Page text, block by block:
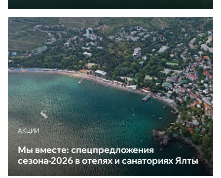
АКЦИИ
Мы вместе: спецпредложения
сезона-2026 в отелях и санаториях Ялты